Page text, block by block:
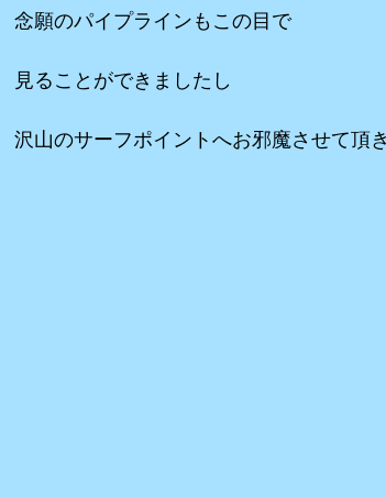
念願のパイプラインもこの目で
見ることができましたし
沢山のサーフポイントへお邪魔させて頂